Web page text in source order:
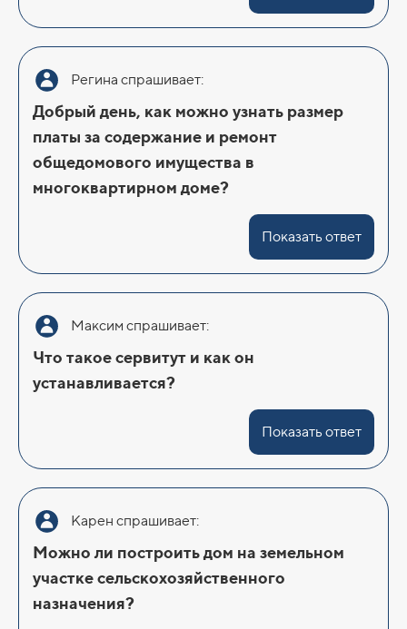
Регина спрашивает:
Добрый день, как можно узнать размер
платы за содержание и ремонт
общедомового имущества в
многоквартирном доме?
Показать ответ
Максим спрашивает:
Что такое сервитут и как он
устанавливается?
Показать ответ
Карен спрашивает:
Можно ли построить дом на земельном
участке сельскохозяйственного
назначения?